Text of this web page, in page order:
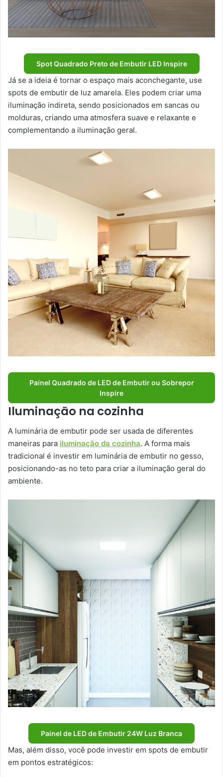
Spot Quadrado Preto de Embutir LED Inspire
Já se a ideia é tornar o espaço mais aconchegante, use
spots de embutir de luz amarela. Eles podem criar uma
iluminação indireta, sendo posicionados em sancas ou
molduras, criando uma atmosfera suave e relaxante e
complementando a iluminação geral.
Painel Quadrado de LED de Embutir ou Sobrepor
Inspire
Iluminação na cozinha
A luminária de embutir pode ser usada de diferentes
maneiras para iluminação da cozinha. A forma mais
tradicional é investir em luminária de embutir no gesso,
posicionando-as no teto para criar a iluminação geral do
ambiente.
Painel de LED de Embutir 24W Luz Branca
Mas, além disso, você pode investir em spots de embutir
em pontos estratégicos: